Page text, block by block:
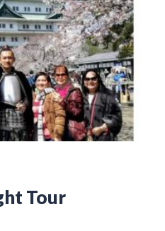
Tour